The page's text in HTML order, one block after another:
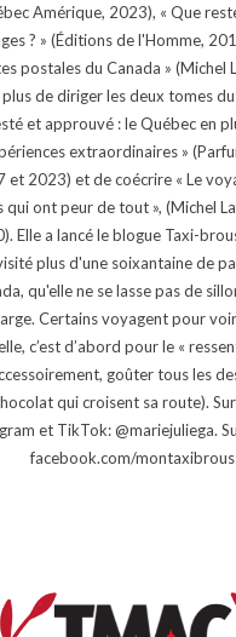
Amérique, 2023), « Que
? » (Éditions de l'Homme,
postales du Canada » (Michel
plus de diriger les deux tomes
et approuvé : le Québec en
extraordinaires »
et 2023) et de coécrire « Le
qui ont peur de tout », (Michel
Elle a lancé le blogue Taxi-
plus d'une soixantaine de
qu'elle ne se lasse pas de
Certains voyagent pour
c’est d’abord pour le «
goûter tous les
qui croisent sa route).
et TikTok: @mariejuliega.
facebook.com/